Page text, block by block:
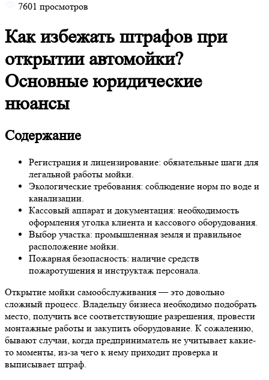
7601 просмотров
Как избежать штрафов при
открытии автомойки?
Основные юридические
нюансы
Содержание
Регистрация и лицензирование: обязательные шаги для
легальной работы мойки.
Экологические требования: соблюдение норм по воде и
канализации.
Кассовый аппарат и документация: необходимость
оформления уголка клиента и кассового оборудования.
Выбор участка: промышленная земля и правильное
расположение мойки.
Пожарная безопасность: наличие средств
пожаротушения и инструктаж персонала.
Открытие мойки самообслуживания — это довольно
сложный процесс. Владельцу бизнеса необходимо подобрать
место, получить все соответствующие разрешения, провести
монтажные работы и закупить оборудование. К сожалению,
бывают случаи, когда предприниматель не учитывает какие-
то моменты, из-за чего к нему приходит проверка и
выписывает штраф.